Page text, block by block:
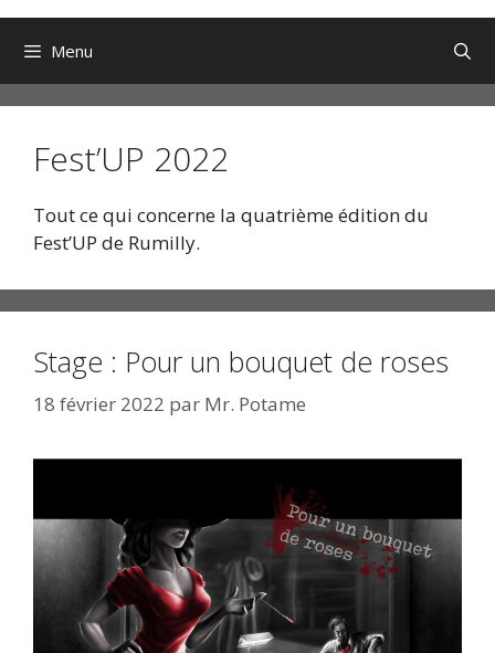
Menu
Fest’UP 2022
Tout ce qui concerne la quatrième édition du
Fest’UP de Rumilly.
Stage : Pour un bouquet de roses
18 février 2022 par Mr. Potame